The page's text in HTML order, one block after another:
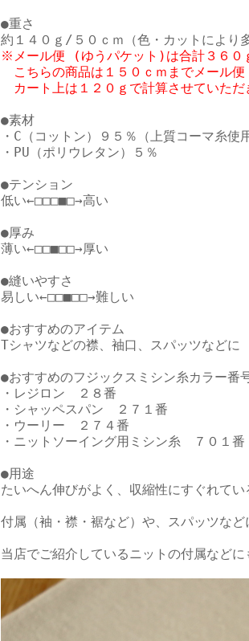
●重さ
※メール便 (ゆうパケット)は合計３６０
こちらの商品は１５０ｃｍまでメール
カート上は１２０ｇで計算させていただ
●素材
・C（コットン）９５％（上質コーマ糸使用
・PU（ポリウレタン）５％
●テンション
低い←□□□■□→高い
●厚み
薄い←□□■□□→厚い
●縫いやすさ
易しい←□□■□□→難しい
●おすすめのアイテム
Tシャツなどの襟、袖口、スパッツなどに
●おすすめのフジックスミシン糸カラー番
・レジロン　２８番
・シャッペスパン　２７１番
・ウーリー　２７４番
・ニットソーイング用ミシン糸　７０１番
●用途
たいへん伸びがよく、収縮性にすぐれてい
付属（袖・襟・裾など）や、スパッツなど
当店でご紹介しているニットの付属などに